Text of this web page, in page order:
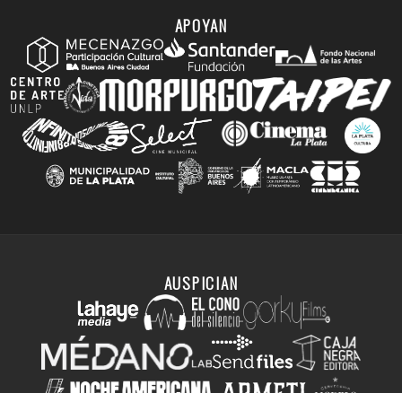
APOYAN
AUSPICIAN